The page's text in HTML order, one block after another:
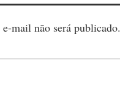
mail não será publicado.